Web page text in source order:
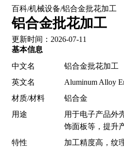
百科/机械设备/铝合金批花加工
铝合金批花加工
更新时间：2026-07-11
基本信息
中文名
铝合金批花加工
英文名
Aluminum Alloy
材质/材料
铝合金
用途
用于电子产品外
饰面板等，提升
特性
加工精度高，纹